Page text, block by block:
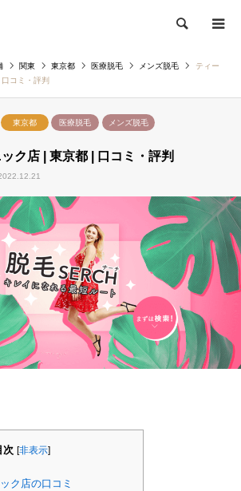
検索
関東 東京都 医療脱毛 メンズ脱毛
ティー
コミ・評判
東京都 医療脱毛 メンズ脱毛
ク店 | 東京都 | 口コミ・評判
次 [非表示]
ク店の口コミ